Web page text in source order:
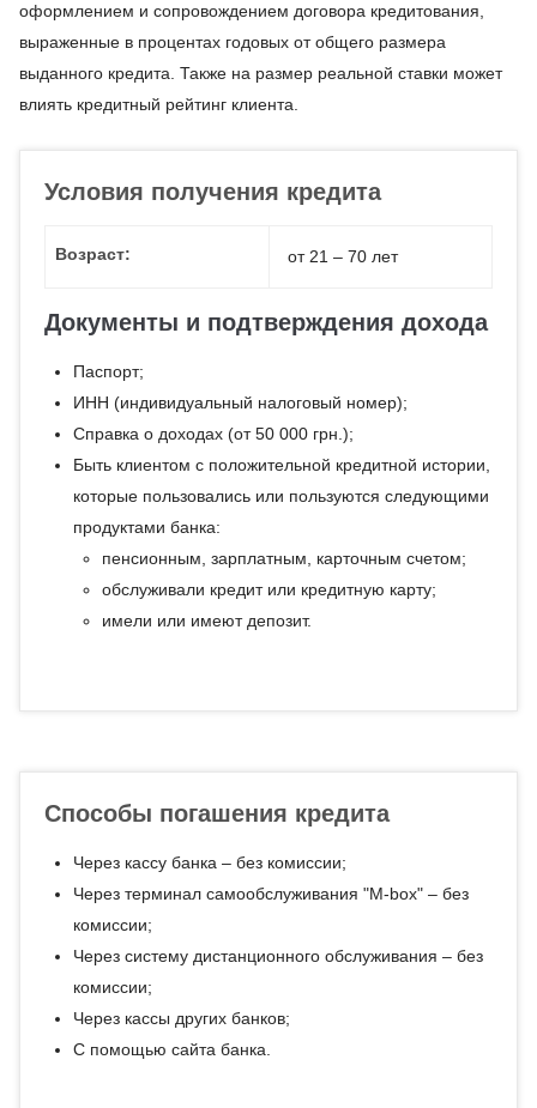
оформлением и сопровождением договора кредитования,
выраженные в процентах годовых от общего размера
выданного кредита. Также на размер реальной ставки может
влиять кредитный рейтинг клиента.
Условия получения кредита
Возраст: от 21 – 70 лет
Документы и подтверждения дохода
Паспорт;
ИНН (индивидуальный налоговый номер);
Справка о доходах (от 50 000 грн.);
Быть клиентом с положительной кредитной истории,
которые пользовались или пользуются следующими
продуктами банка:
пенсионным, зарплатным, карточным счетом;
обслуживали кредит или кредитную карту;
имели или имеют депозит.
Способы погашения кредита
Через кассу банка – без комиссии;
Через терминал самообслуживания "М-box" – без
комиссии;
Через систему дистанционного обслуживания – без
комиссии;
Через кассы других банков;
С помощью сайта банка.